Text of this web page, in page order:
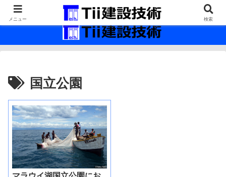
最新の建設技術の情報インフラ。
国立公園
メニュー 検索